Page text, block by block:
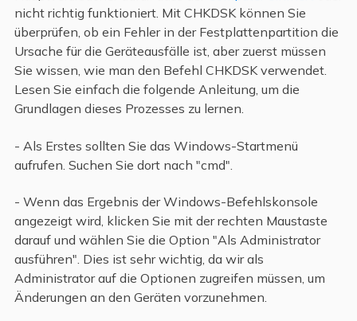
nicht richtig funktioniert. Mit CHKDSK können Sie
überprüfen, ob ein Fehler in der Festplattenpartition die
Ursache für die Geräteausfälle ist, aber zuerst müssen
Sie wissen, wie man den Befehl CHKDSK verwendet.
Lesen Sie einfach die folgende Anleitung, um die
Grundlagen dieses Prozesses zu lernen.
- Als Erstes sollten Sie das Windows-Startmenü
aufrufen. Suchen Sie dort nach "cmd".
- Wenn das Ergebnis der Windows-Befehlskonsole
angezeigt wird, klicken Sie mit der rechten Maustaste
darauf und wählen Sie die Option "Als Administrator
ausführen". Dies ist sehr wichtig, da wir als
Administrator auf die Optionen zugreifen müssen, um
Änderungen an den Geräten vorzunehmen.